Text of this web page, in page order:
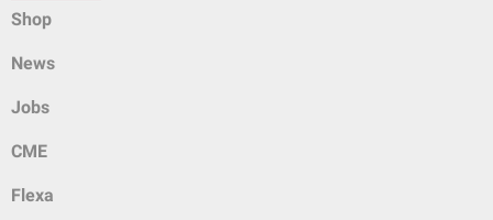
Shop
News
Jobs
CME
Flexa